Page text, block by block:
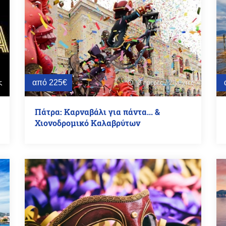
από 225€ schedule 3 ημέρες / 2 νύχτες
Πάτρα: Καρναβάλι για πάντα... &
Χιονοδρομικό Καλαβρύτων